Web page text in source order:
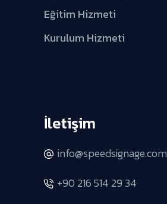
Eğitim Hizmeti
Kurulum Hizmeti
İletişim
info@speedsignage.com
+90 216 514 29 34